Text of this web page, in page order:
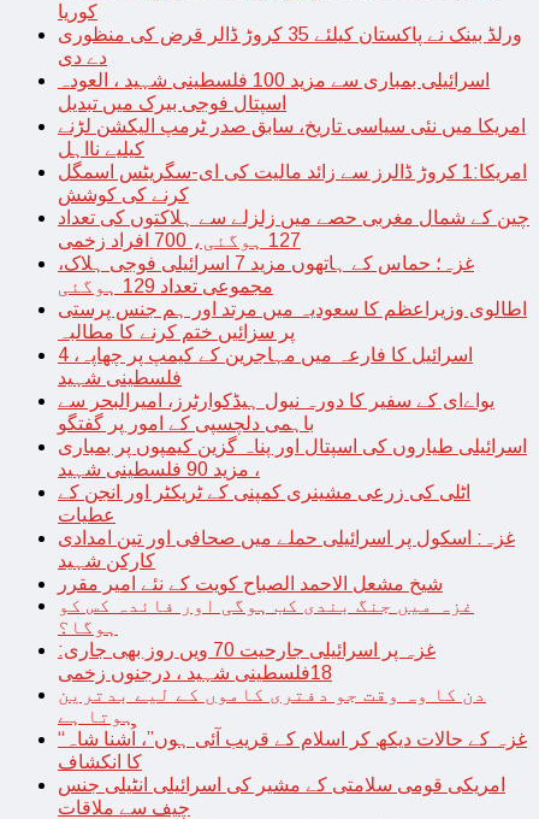
کوریا
ورلڈ بینک نے پاکستان کیلئے 35 کروڑ ڈالر قرض کی منظوری
دے دی
اسرائیلی بمباری سے مزید 100 فلسطینی شہید ، العودہ
اسپتال فوجی بیرک میں تبدیل
امریکا میں نئی سیاسی تاریخ، سابق صدر ٹرمپ الیکشن لڑنے
کیلیے نااہل
امریکا:1 کروڑ ڈالرز سے زائد مالیت کی ای-سگریٹس اسمگل
کرنے کی کوشش
چین کے شمال مغربی حصے میں زلزلے سے ہلاکتوں کی تعداد
127 ہوگئی، 700 افراد زخمی
غزہ؛ حماس کے ہاتھوں مزید 7 اسرائیلی فوجی ہلاک،
مجموعی تعداد 129 ہوگئی
اطالوی وزیراعظم کا سعودیہ میں مرتد اور ہم جنس پرستی
پر سزائیں ختم کرنے کا مطالبہ
اسرائیل کا فارعہ میں مہاجرین کے کیمپ پر چھاپہ، 4
فلسطینی شہید
یواےای کے سفیر کا دورہ نیول ہیڈکوارٹرز، امیرالبحر سے
باہمی دلچسپی کے امور پر گفتگو
اسرائیلی طیاروں کی اسپتال اور پناہ گزین کیمپوں پر بمباری
، مزید 90 فلسطینی شہید
اٹلی کی زرعی مشینری کمپنی کے ٹریکٹر اور انجن کے
عطیات
غزہ: اسکول پر اسرائیلی حملے میں صحافی اور تین امدادی
کارکن شہید
شیخ مشعل الاحمد الصباح کویت کے نئے امیر مقرر
غزہ میں جنگ بندی کب ہوگی اور فائدہ کس کو
ہوگا؟
غزہ پر اسرائیلی جارحیت 70 ویں روز بھی جاری:
18فلسطینی شہید ، درجنوں زخمی
دن کا وہ وقت جو دفتری کاموں کے لیے بدترین
ہوتا ہے
“غزہ کے حالات دیکھ کر اسلام کے قریب آئی ہوں”، اُشنا شاہ
کا انکشاف
امریکی قومی سلامتی کے مشیر کی اسرائیلی انٹیلی جنس
چیف سے ملاقات